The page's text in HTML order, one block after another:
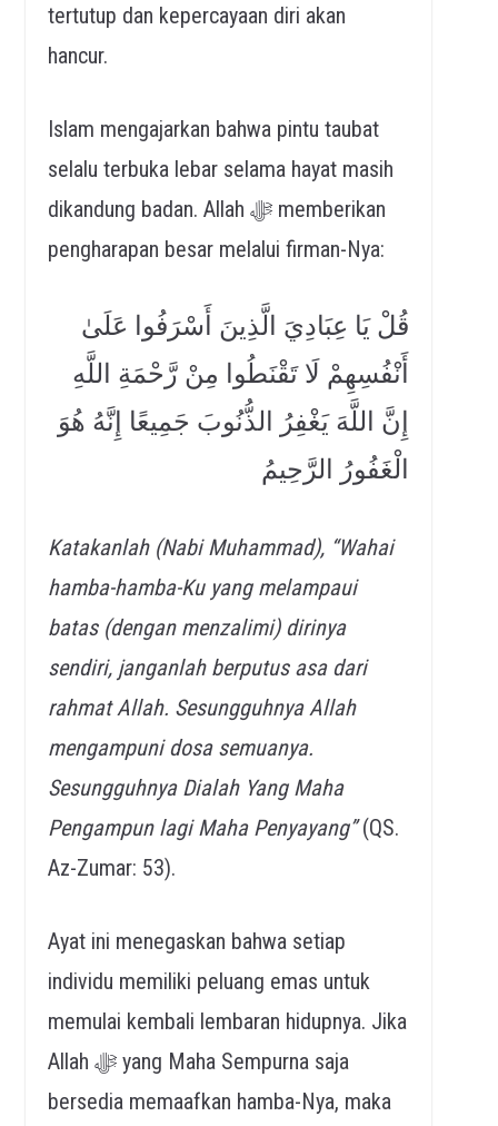
tertutup dan kepercayaan diri akan
hancur.
Islam mengajarkan bahwa pintu taubat
selalu terbuka lebar selama hayat masih
dikandung badan. Allah ﷻ memberikan
pengharapan besar melalui firman-Nya:
قُلْ يَا عِبَادِيَ الَّذِينَ أَسْرَفُوا عَلَىٰ
أَنْفُسِهِمْ لَا تَقْنَطُوا مِنْ رَّحْمَةِ اللَّهِ
إِنَّ اللَّهَ يَغْفِرُ الذُّنُوبَ جَمِيعًا إِنَّهُ هُوَ
الْغَفُورُ الرَّحِيمُ
Katakanlah (Nabi Muhammad), “Wahai
hamba-hamba-Ku yang melampaui
batas (dengan menzalimi) dirinya
sendiri, janganlah berputus asa dari
rahmat Allah. Sesungguhnya Allah
mengampuni dosa semuanya.
Sesungguhnya Dialah Yang Maha
Pengampun lagi Maha Penyayang”(QS.
Az-Zumar: 53).
Ayat ini menegaskan bahwa setiap
individu memiliki peluang emas untuk
memulai kembali lembaran hidupnya. Jika
Allah ﷻ yang Maha Sempurna saja
bersedia memaafkan hamba-Nya, maka